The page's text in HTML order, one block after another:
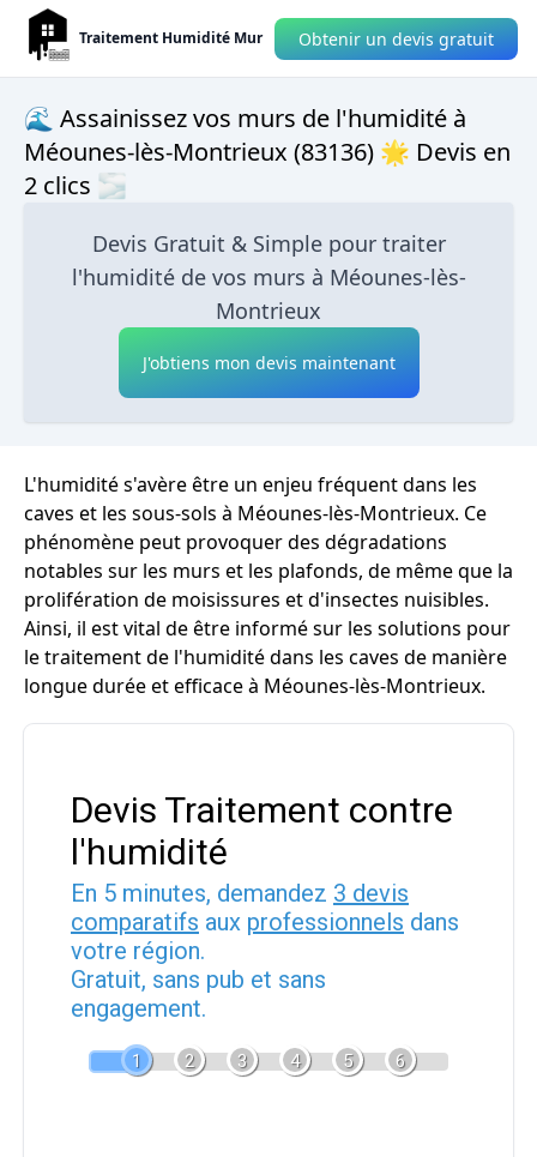
Traitement Humidité Mur Obtenir un devis gratuit
🌊 Assainissez vos murs de l'humidité à
Méounes-lès-Montrieux (83136) 🌟 Devis en
2 clics 🌫
Devis Gratuit & Simple pour traiter
l'humidité de vos murs à Méounes-lès-
Montrieux
J'obtiens mon devis maintenant
L'humidité s'avère être un enjeu fréquent dans les
caves et les sous-sols à Méounes-lès-Montrieux. Ce
phénomène peut provoquer des dégradations
notables sur les murs et les plafonds, de même que la
prolifération de moisissures et d'insectes nuisibles.
Ainsi, il est vital de être informé sur les solutions pour
le traitement de l'humidité dans les caves de manière
longue durée et efficace à Méounes-lès-Montrieux.
Devis Traitement contre
l'humidité
En 5 minutes, demandez 3 devis
comparatifs aux professionnels dans
votre région.
Gratuit, sans pub et sans
engagement.
1 2 3 4 5 6